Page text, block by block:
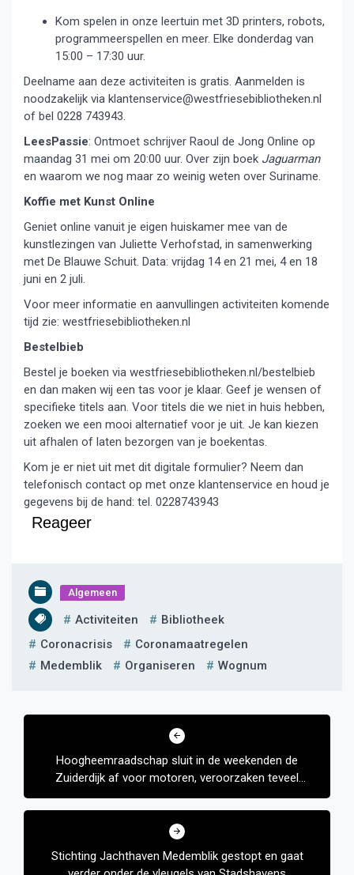
Kom spelen in onze leertuin met 3D printers, robots,
programmeerspellen en meer. Elke donderdag van
15:00 – 17:30 uur.
Deelname aan deze activiteiten is gratis. Aanmelden is
noodzakelijk via klantenservice@westfriesebibliotheken.nl
of bel 0228 743943.
LeesPassie: Ontmoet schrijver Raoul de Jong Online op
maandag 31 mei om 20:00 uur. Over zijn boek Jaguarman
en waarom we nog maar zo weinig weten over Suriname.
Koffie met Kunst Online
Geniet online vanuit je eigen huiskamer mee van de
kunstlezingen van Juliette Verhofstad, in samenwerking
met De Blauwe Schuit. Data: vrijdag 14 en 21 mei, 4 en 18
juni en 2 juli.
Voor meer informatie en aanvullingen activiteiten komende
tijd zie: westfriesebibliotheken.nl
Bestelbieb
Bestel je boeken via westfriesebibliotheken.nl/bestelbieb
en dan maken wij een tas voor je klaar. Geef je wensen of
specifieke titels aan. Voor titels die we niet in huis hebben,
zoeken we een mooi alternatief voor je uit. Je kan kiezen
uit afhalen of laten bezorgen van je boekentas.
Kom je er niet uit met dit digitale formulier? Neem dan
telefonisch contact op met onze klantenservice en houd je
gegevens bij de hand: tel. 0228743943
Reageer
Algemeen
Activiteiten
Bibliotheek
Coronacrisis
Coronamaatregelen
Medemblik
Organiseren Wognum
Bericht
Hoogheemraadschap sluit in de weekenden de
Zuiderdijk af voor motoren, veroorzaken teveel
lawaaioverlast
Stichting Jachthaven Medemblik gestopt en gaat